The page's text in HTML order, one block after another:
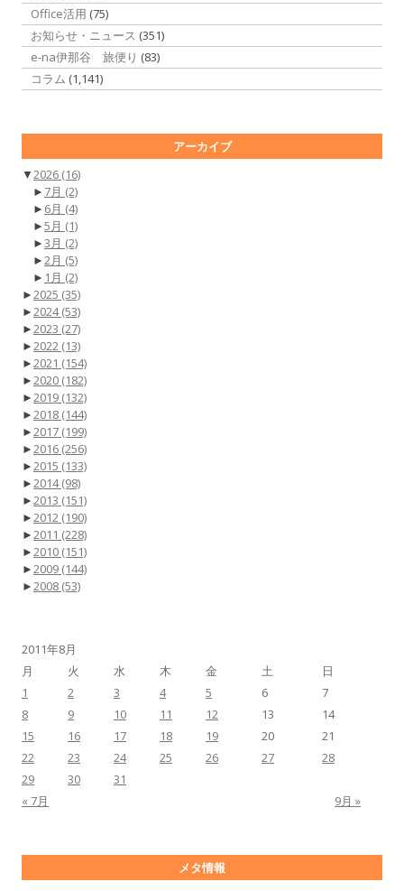
Office活用 (75)
お知らせ・ニュース (351)
e-na伊那谷 旅便り (83)
コラム (1,141)
アーカイブ
▼2026 (16)
► 7月 (2)
► 6月 (4)
►5月 (1)
►3月 (2)
►2月 (5)
► 1月 (2)
►2025 (35)
►2024(53)
►2023 (27)
►2022 (13)
►2021 (154)
►2020 (182)
►2019 (132)
►2018 (144)
►2017 (199)
►2016 (256)
►2015 (133)
►2014(98)
►2013 (151)
►2012 (190)
►2011 (228)
►2010 (151)
►2009 (144)
►2008 (53)
2011年8月
月
火 水 木 金 土 日
« 7月 9月 »
1 2 3 4 5 6
7
8
9 10 11 12 13
14
15
16 17 18 19 20
21
22
23 24 25 26 27
28
29
30 31
メタ情報